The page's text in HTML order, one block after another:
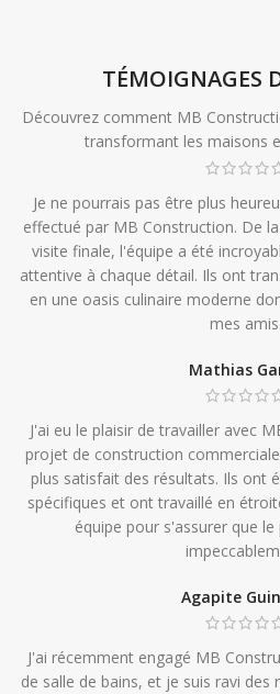
TÉMOIGNAGES
Découvrez comment MB
transformant les maisons
Je ne pourrais pas être plus
effectué par MB Construction. De
visite finale, l'équipe a été
attentive à chaque détail. Ils ont
en une oasis culinaire moderne
mes amis.
Mathias
J'ai eu le plaisir de travailler avec
projet de construction
plus satisfait des résultats. Ils ont
spécifiques et ont travaillé en
équipe pour s'assurer que
Agapite
J'ai récemment engagé MB
de salle de bains, et je suis ravi